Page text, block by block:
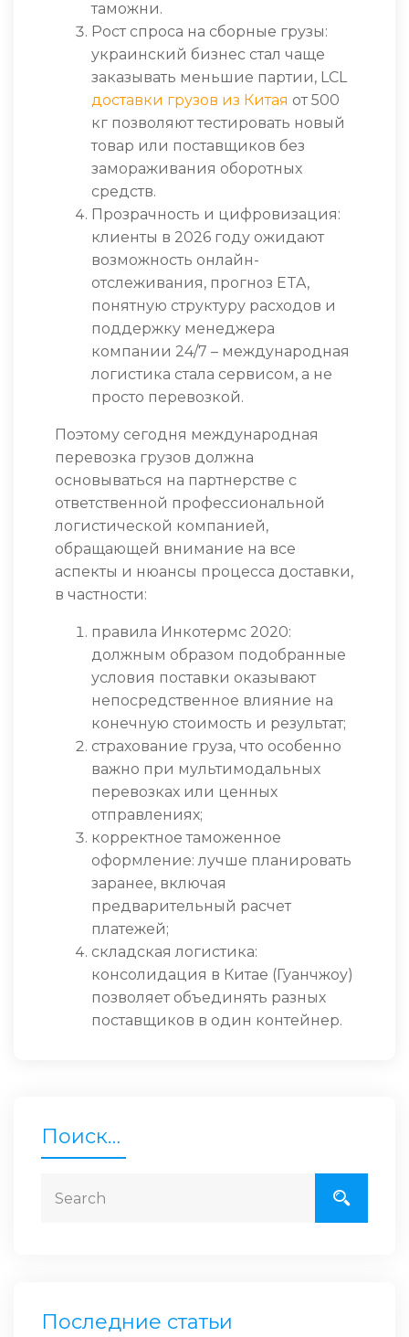
таможни.
Рост спроса на сборные грузы:
украинский бизнес стал чаще
заказывать меньшие партии, LCL
доставки грузов из Китая от 500
кг позволяют тестировать новый
товар или поставщиков без
замораживания оборотных
средств.
Прозрачность и цифровизация:
клиенты в 2026 году ожидают
возможность онлайн-
отслеживания, прогноз ETA,
понятную структуру расходов и
поддержку менеджера
компании 24/7 – международная
логистика стала сервисом, а не
просто перевозкой.
Поэтому сегодня международная
перевозка грузов должна
основываться на партнерстве с
ответственной профессиональной
логистической компанией,
обращающей внимание на все
аспекты и нюансы процесса доставки,
в частности:
правила Инкотермс 2020:
должным образом подобранные
условия поставки оказывают
непосредственное влияние на
конечную стоимость и результат;
страхование груза, что особенно
важно при мультимодальных
перевозках или ценных
отправлениях;
корректное таможенное
оформление: лучше планировать
заранее, включая
предварительный расчет
платежей;
складская логистика:
консолидация в Китае (Гуанчжоу)
позволяет объединять разных
поставщиков в один контейнер.
Поиск…
Последние статьи